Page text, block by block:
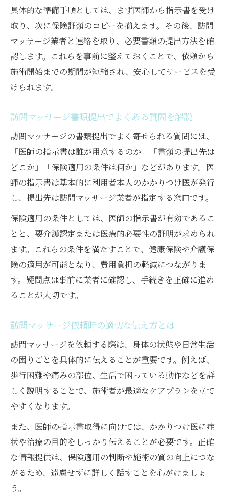
具体的な準備手順としては、まず医師から指示書を受け
取り、次に保険証類のコピーを揃えます。その後、訪問
マッサージ業者と連絡を取り、必要書類の提出方法を確
認します。これらを事前に整えておくことで、依頼から
施術開始までの期間が短縮され、安心してサービスを受
けられます。
訪問マッサージ書類提出でよくある質問を解説
訪問マッサージの書類提出でよく寄せられる質問には、
「医師の指示書は誰が用意するのか」「書類の提出先は
どこか」「保険適用の条件は何か」などがあります。医
師の指示書は基本的に利用者本人のかかりつけ医が発行
し、提出先は訪問マッサージ業者が指定する窓口です。
保険適用の条件としては、医師の指示書が有効であるこ
とと、要介護認定または医療的必要性の証明が求められ
ます。これらの条件を満たすことで、健康保険や介護保
険の適用が可能となり、費用負担の軽減につながりま
す。疑問点は事前に業者に確認し、手続きを正確に進め
ることが大切です。
訪問マッサージ依頼時の適切な伝え方とは
訪問マッサージを依頼する際は、身体の状態や日常生活
の困りごとを具体的に伝えることが重要です。例えば、
歩行困難や痛みの部位、生活で困っている動作などを詳
しく説明することで、施術者が最適なケアプランを立て
やすくなります。
また、医師の指示書取得に向けては、かかりつけ医に症
状や治療の目的をしっかり伝えることが必要です。正確
な情報提供は、保険適用の判断や施術の質の向上につな
がるため、遠慮せずに詳しく話すことを心がけましょ
う。